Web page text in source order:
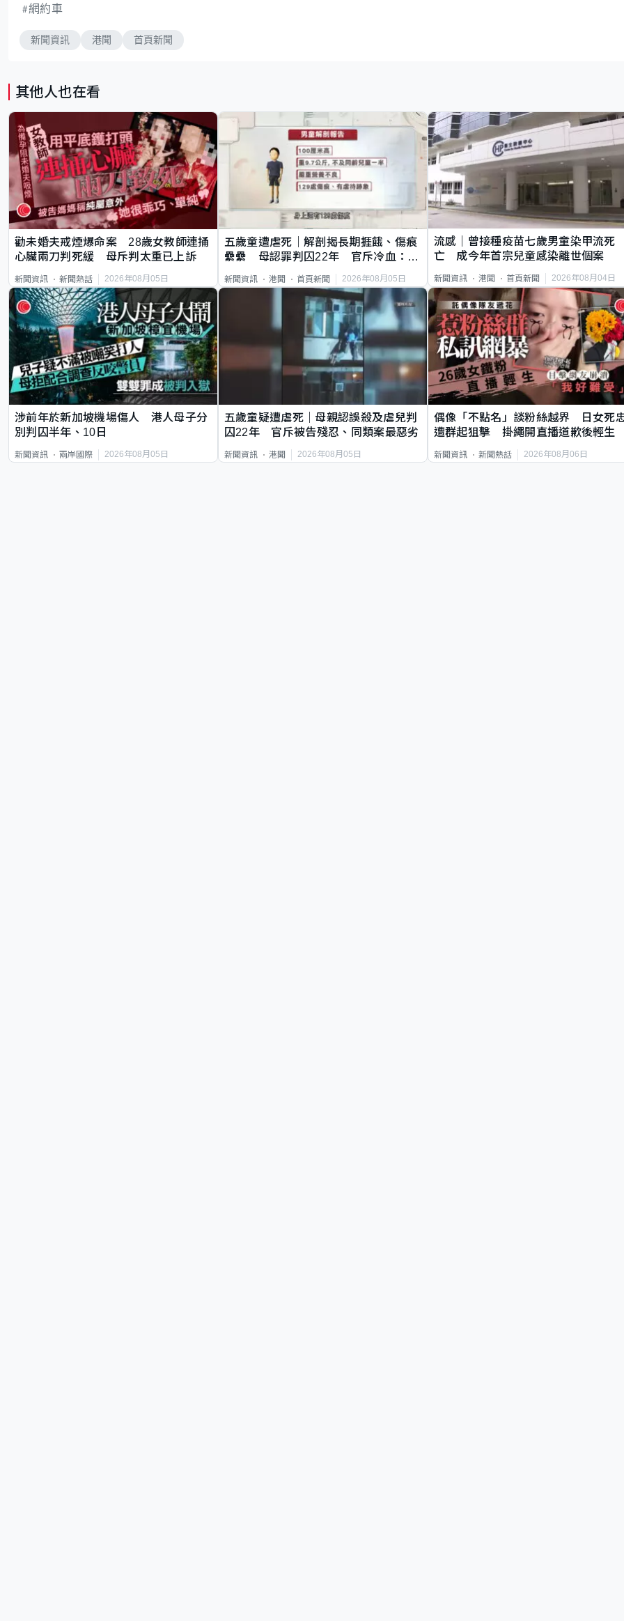
網約車
新聞資訊 港聞 首頁新聞
其他人也在看
勸未婚夫戒煙爆命案 28歲女教師連捅
心臟兩刀判死緩 母斥判太重已上訴
新聞資訊 新聞熱話 2026年08月05日
五歲童遭虐死｜解剖揭長期捱餓、傷痕
纍纍 母認罪判囚22年 官斥冷血：同
新聞資訊 港聞 首頁新聞 2026年08月05日
流感｜曾接種疫苗七歲男童染甲流死
亡 成今年首宗兒童感染離世個案
新聞資訊 港聞 首頁新聞 2026年08月04日
涉前年於新加坡機場傷人 港人母子分
別判囚半年、10日
新聞資訊 兩岸國際 2026年08月05日
五歲童疑遭虐死｜母親認誤殺及虐兒判
囚22年 官斥被告殘忍、同類案最惡劣
新聞資訊 港聞 2026年08月05日
偶像「不點名」談粉絲越界 日女死
遭群起狙擊 掛繩開直播道歉後輕生
新聞資訊 新聞熱話 2026年08月06日